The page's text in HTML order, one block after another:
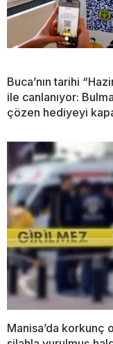
Buca’nın tarihi
ile canlanıyor:
çözen hediyeyi
Manisa’da korkunç